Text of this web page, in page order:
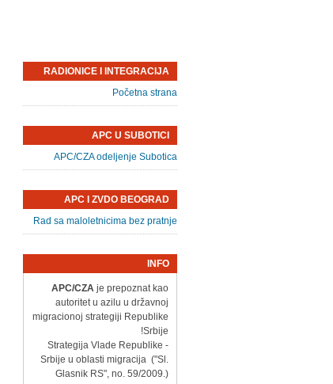
RADIONICE I INTEGRACIJA
Početna strana
APC U SUBOTICI
APC/CZA odeljenje Subotica
APC I ZVDO BEOGRAD
Rad sa maloletnicima bez pratnje
INFO
APC/CZA je prepoznat kao
autoritet u azilu u državnoj
migracionoj strategiji Republike
Srbije!
- Strategija Vlade Republike
Srbije u oblasti migracija ("Sl.
Glasnik RS", no. 59/2009.)